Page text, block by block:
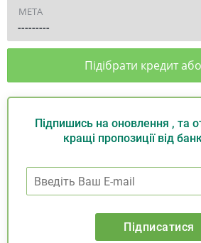
МЕТА
Підібрати кредит
Підпишись на оновлення , та
кращі пропозиції від
Підписатися